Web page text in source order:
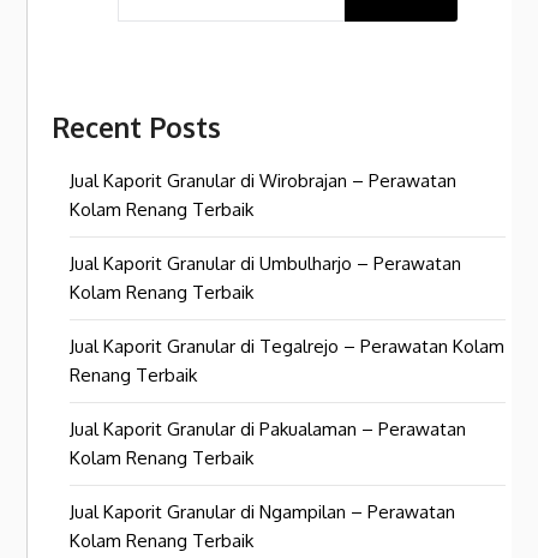
Recent Posts
Jual Kaporit Granular di Wirobrajan – Perawatan
Kolam Renang Terbaik
Jual Kaporit Granular di Umbulharjo – Perawatan
Kolam Renang Terbaik
Jual Kaporit Granular di Tegalrejo – Perawatan Kolam
Renang Terbaik
Jual Kaporit Granular di Pakualaman – Perawatan
Kolam Renang Terbaik
Jual Kaporit Granular di Ngampilan – Perawatan
Kolam Renang Terbaik